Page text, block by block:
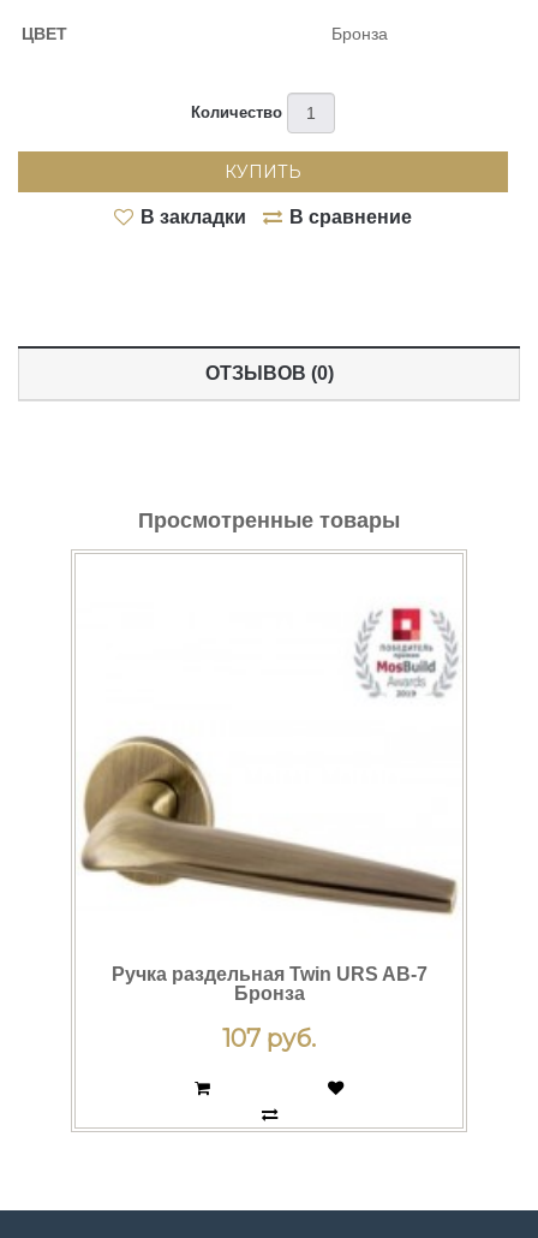
ЦВЕТ Бронза
Количество
КУПИТЬ
В закладки В сравнение
ОТЗЫВОВ (0)
Просмотренные товары
Ручка раздельная Twin URS AB-7
Бронза
107 руб.